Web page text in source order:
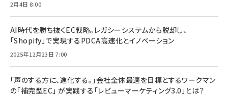
2月4日 8:00
AI時代を勝ち抜くEC戦略。レガシーシステムから脱却し、
「Shopify」で実現するPDCA高速化とイノベーション
2025年12月23日 7:00
「声のする方に、進化する。」会社全体最適を目標とするワークマン
の「補完型EC」 が実践する「レビューマーケティング3.0」とは？